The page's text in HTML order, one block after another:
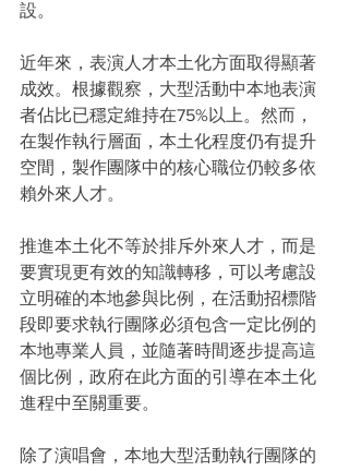
設。
近年來，表演人才本土化方面取得顯著
成效。根據觀察，大型活動中本地表演
者佔比已穩定維持在75%以上。然而，
在製作執行層面，本土化程度仍有提升
空間，製作團隊中的核心職位仍較多依
賴外來人才。
推進本土化不等於排斥外來人才，而是
要實現更有效的知識轉移，可以考慮設
立明確的本地參與比例，在活動招標階
段即要求執行團隊必須包含一定比例的
本地專業人員，並隨著時間逐步提高這
個比例，政府在此方面的引導在本土化
進程中至關重要。
除了演唱會，本地大型活動執行團隊的